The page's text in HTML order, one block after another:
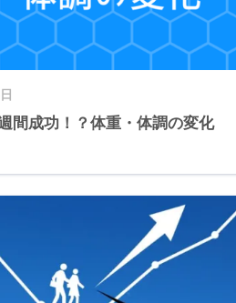
間成功！？体重・体調の変化